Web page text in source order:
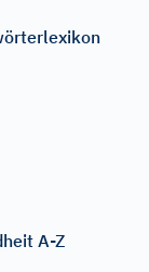
A-Z